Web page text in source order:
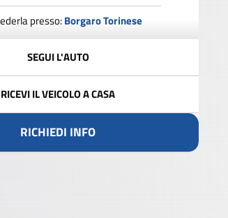
presso:Borgaro Torinese
SEGUI L'AUTO
RICEVI IL VEICOLO A CASA
RICHIEDI INFO